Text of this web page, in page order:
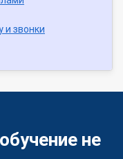
и звонки
не